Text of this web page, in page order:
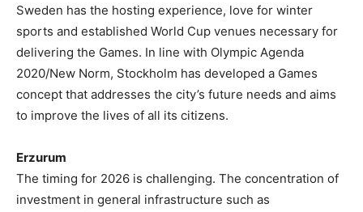
Sweden has the hosting experience, love for winter
sports and established World Cup venues necessary for
delivering the Games. In line with Olympic Agenda
2020/New Norm, Stockholm has developed a Games
concept that addresses the city’s future needs and aims
to improve the lives of all its citizens.
Erzurum
The timing for 2026 is challenging. The concentration of
investment in general infrastructure such as